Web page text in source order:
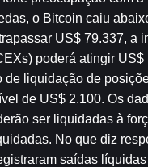
o Bitcoin caiu
US$ 79.337,
poderá atingir
liquidação de
de US$ 2.100. Os
ser liquidadas à
No que diz
saídas